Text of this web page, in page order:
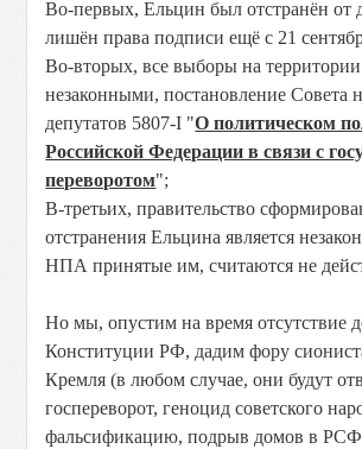
Во-первых, Ельцин был отстранён от
лишён права подписи ещё с 21
Во-вторых, все выборы на
незаконными, постановление Совета
депутатов 5807-I "О политическом
Российской Федерации в связи с
переворотом";
В-третьих, правительство
отстранения Ельцина является
НПА принятые им, считаются не
Но мы, опустим на время отсутствие
Конституции РФ, дадим фору
Кремля (в любом случае, они будут
госпереворот, геноцид советского
фальсификацию, подрыв домов в